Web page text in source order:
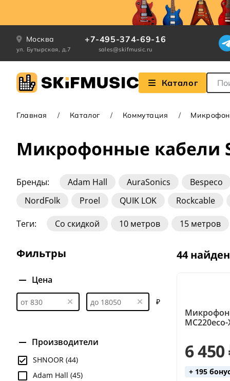
Москва
ул. Бутырская, д.7
+7-495-374-69-16
sales@skifmusic.ru
Каталог
Главная Каталог Коммутация
Микрофонные кабели
Бренды: Adam Hall AuraSonics Bespeco
NordFolk
Proel QUIK LOK Rockcable
Теги: Со скидкой 10 метров 15 метров
Стерео
Фильтры
Цена
₽
Производители
SHNOOR (44)
Adam Hall (45)
44
6 450
+ 195